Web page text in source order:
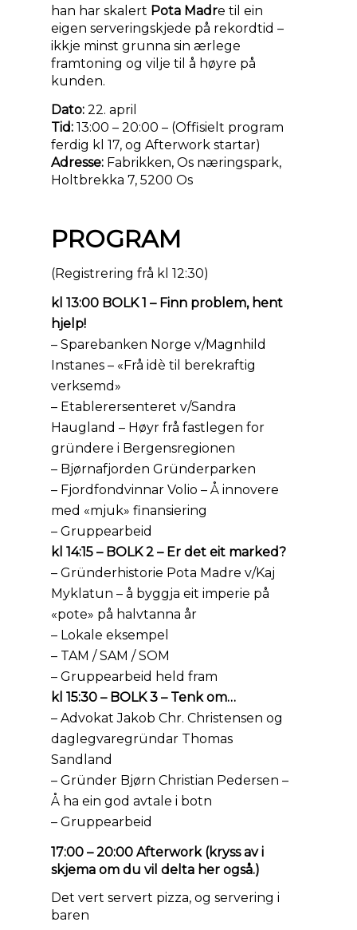
han har skalert Pota Madre til ein
eigen serveringskjede på rekordtid –
ikkje minst grunna sin ærlege
framtoning og vilje til å høyre på
kunden.
Dato:22. april
Tid:13:00 – 20:00 – (Offisielt program
ferdig kl 17, og Afterwork startar)
Adresse:Fabrikken, Os næringspark,
Holtbrekka 7, 5200 Os
PROGRAM
(Registrering frå kl 12:30)
kl 13:00 BOLK 1 – Finn problem, hent
hjelp!
– Sparebanken Norge v/Magnhild
Instanes – «Frå idè til berekraftig
verksemd»
– Etablerersenteret v/Sandra
Haugland – Høyr frå fastlegen for
gründere i Bergensregionen
– Bjørnafjorden Gründerparken
– Fjordfondvinnar Volio – Å innovere
med «mjuk» finansiering
– Gruppearbeid
kl 14:15 – BOLK 2 – Er det eit marked?
– Gründerhistorie Pota Madre v/Kaj
Myklatun – å byggja eit imperie på
«pote» på halvtanna år
– Lokale eksempel
– TAM / SAM / SOM
– Gruppearbeid held fram
kl 15:30 – BOLK 3 – Tenk om…
– Advokat Jakob Chr. Christensen og
daglegvaregründar Thomas
Sandland
– Gründer Bjørn Christian Pedersen –
Å ha ein god avtale i botn
– Gruppearbeid
17:00 – 20:00 Afterwork (kryss av i
skjema om du vil delta her også.)
Det vert servert pizza, og servering i
baren